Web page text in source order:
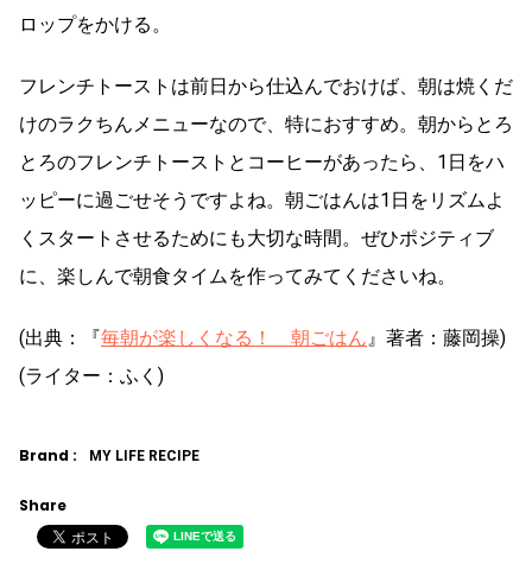
ロップをかける。
フレンチトーストは前日から仕込んでおけば、朝は焼くだ
けのラクちんメニューなので、特におすすめ。朝からとろ
とろのフレンチトーストとコーヒーがあったら、1日をハ
ッピーに過ごせそうですよね。朝ごはんは1日をリズムよ
くスタートさせるためにも大切な時間。ぜひポジティブ
に、楽しんで朝食タイムを作ってみてくださいね。
(出典：『毎朝が楽しくなる！ 朝ごはん』著者：藤岡操)
(ライター：ふく)
Brand : MY LIFE RECIPE
Share